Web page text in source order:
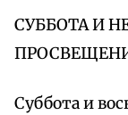
СУББОТА И
Суббота и